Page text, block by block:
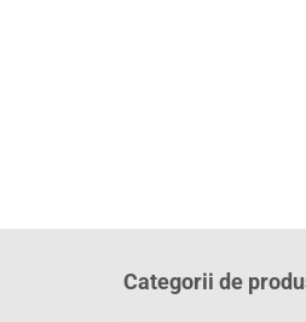
Categorii de